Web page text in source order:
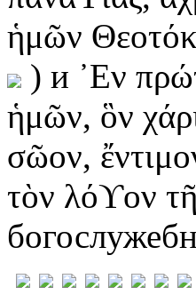
ἡμῶν
) и ᾿Εν
ἡμῶν, ὃν
σῶον,
τὸν λόϒον